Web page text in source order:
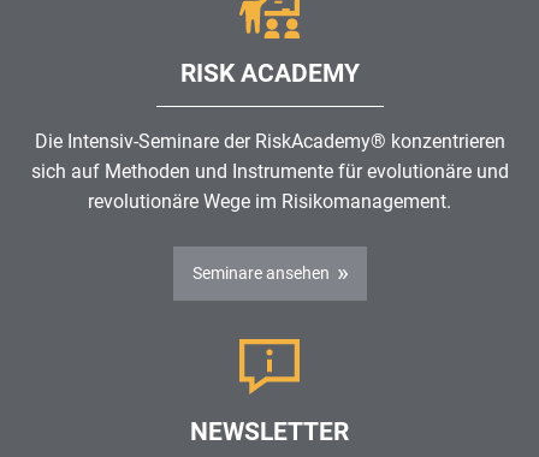
RISK ACADEMY
Die Intensiv-Seminare der RiskAcademy® konzentrieren
sich auf Methoden und Instrumente für evolutionäre und
revolutionäre Wege im Risikomanagement.
Seminare ansehen
NEWSLETTER